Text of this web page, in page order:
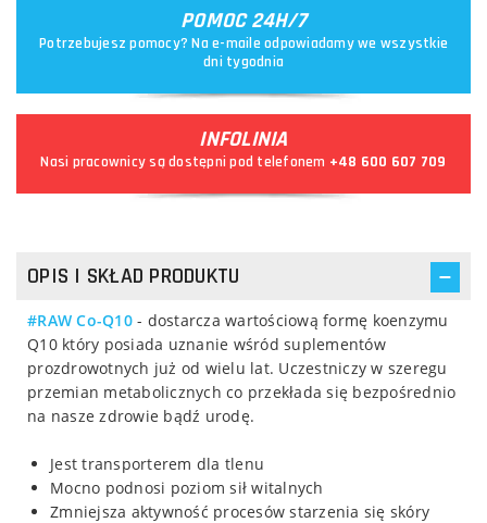
POMOC 24H/7
Potrzebujesz pomocy? Na e-maile odpowiadamy we wszystkie
dni tygodnia
INFOLINIA
Nasi pracownicy są dostępni pod telefonem +48 600 607 709
OPIS I SKŁAD PRODUKTU
#RAW Co-Q10- dostarcza wartościową formę koenzymu
Q10 który posiada uznanie wśród suplementów
prozdrowotnych już od wielu lat. Uczestniczy w szeregu
przemian metabolicznych co przekłada się bezpośrednio
na nasze zdrowie bądź urodę.
Jest transporterem dla tlenu
Mocno podnosi poziom sił witalnych
Zmniejsza aktywność procesów starzenia się skóry